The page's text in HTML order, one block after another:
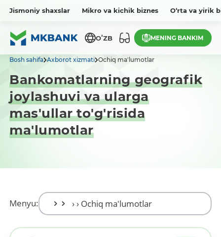
Jismoniy shaxslar Mikro va kichik biznes O‘rta va yirik
OʻZB MENING BANKIM
Bosh sahifa Axborot xizmati Ochiq ma'lumotlar
Bankomatlarning geografik
joylashuvi va ularga
mas'ullar to'g'risida
ma'lumotlar
Menyu: